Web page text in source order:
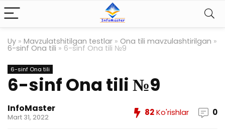
Uy » Mavzulatshitilgan testlar » Ona tili mavzulashtirilgan »
6-sinf Ona tili » 6-sinf Ona tili №9
6-sinf Ona tili
6-sinf Ona tili №9
InfoMaster
Mart 31, 2022 82Ko'rishlar 0